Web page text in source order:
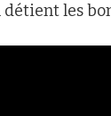
détient les